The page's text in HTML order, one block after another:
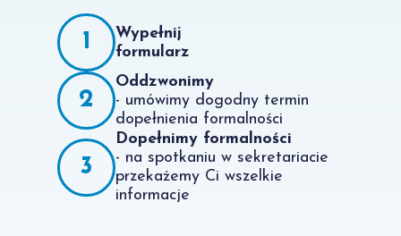
1
Wypełnij
formularz
2
Oddzwonimy
- umówimy dogodny termin
dopełnienia formalności
3
Dopełnimy formalności
- na spotkaniu w sekretariacie
przekażemy Ci wszelkie
informacje